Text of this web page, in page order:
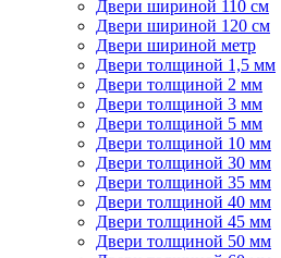
Двери шириной 110 см
Двери шириной 120 см
Двери шириной метр
Двери толщиной 1,5 мм
Двери толщиной 2 мм
Двери толщиной 3 мм
Двери толщиной 5 мм
Двери толщиной 10 мм
Двери толщиной 30 мм
Двери толщиной 35 мм
Двери толщиной 40 мм
Двери толщиной 45 мм
Двери толщиной 50 мм